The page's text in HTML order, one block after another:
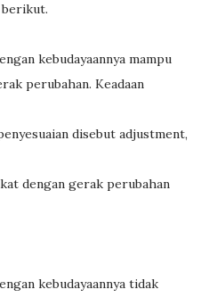
berikut.
kebudayaannya mampu
perubahan. Keadaan
disebut adjustment,
dengan gerak perubahan
kebudayaannya tidak